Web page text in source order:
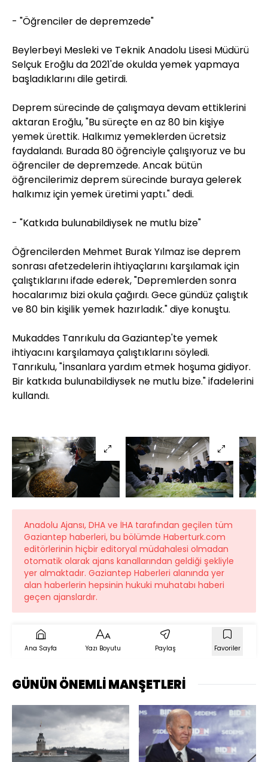
- "Öğrenciler de depremzede"
Beylerbeyi Mesleki ve Teknik Anadolu Lisesi Müdürü
Selçuk Eroğlu da 2021'de okulda yemek yapmaya
başladıklarını dile getirdi.
Deprem sürecinde de çalışmaya devam ettiklerini
aktaran Eroğlu, "Bu süreçte en az 80 bin kişiye
yemek ürettik. Halkımız yemeklerden ücretsiz
faydalandı. Burada 80 öğrenciyle çalışıyoruz ve bu
öğrenciler de depremzede. Ancak bütün
öğrencilerimiz deprem sürecinde buraya gelerek
halkımız için yemek üretimi yaptı." dedi.
- "Katkıda bulunabildiysek ne mutlu bize"
Öğrencilerden Mehmet Burak Yılmaz ise deprem
sonrası afetzedelerin ihtiyaçlarını karşılamak için
çalıştıklarını ifade ederek, "Depremlerden sonra
hocalarımız bizi okula çağırdı. Gece gündüz çalıştık
ve 80 bin kişilik yemek hazırladık." diye konuştu.
Mukaddes Tanrıkulu da Gaziantep'te yemek
ihtiyacını karşılamaya çalıştıklarını söyledi.
Tanrıkulu, "İnsanlara yardım etmek hoşuma gidiyor.
Bir katkıda bulunabildiysek ne mutlu bize." ifadelerini
kullandı.
Anadolu Ajansı, DHA ve İHA tarafından geçilen tüm
Gaziantep haberleri, bu bölümde Haberturk.com
editörlerinin hiçbir editoryal müdahalesi olmadan
otomatik olarak ajans kanallarından geldiği şekliyle
yer almaktadır. Gaziantep Haberleri alanında yer
alan haberlerin hepsinin hukuki muhatabı haberi
geçen ajanslardır.
Ana Sayfa Yazı Boyutu Paylaş Favoriler
GÜNÜN ÖNEMLİ MANŞETLERİ